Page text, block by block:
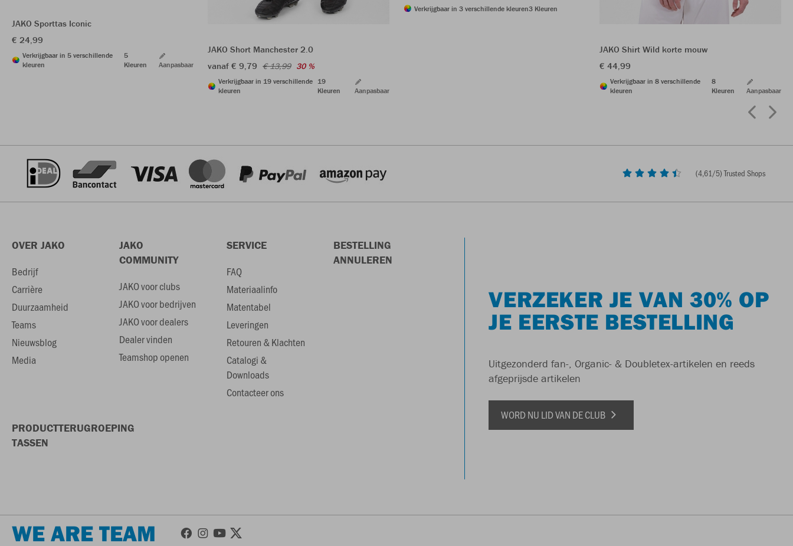
JAKO Sporttas Iconic
€ 24,99
Verkrijgbaar in 5 verschillende
kleuren
5
Kleuren
Aanpasbaar
JAKO Short Manchester 2.0
vanaf € 9,79 € 13,99 30 %
Verkrijgbaar in 19 verschillende
kleuren
19
Kleuren
Aanpasbaar
Verkrijgbaar in 3 verschillende kleuren3 Kleuren
JAKO Shirt Wild korte mouw
€ 44,99
Verkrijgbaar in 8 verschillende
kleuren
8
Kleuren
Aanpasbaar
(4,61/5) Trusted Shops
OVER JAKO
Bedrijf
Carrière
Duurzaamheid
Teams
Nieuwsblog
Media
JAKO
COMMUNITY
JAKO voor clubs
JAKO voor bedrijven
JAKO voor dealers
Dealer vinden
Teamshop openen
SERVICE
FAQ
Materiaalinfo
Matentabel
Leveringen
Retouren & Klachten
Catalogi &
Downloads
Contacteer ons
BESTELLING
ANNULEREN
PRODUCTTERUGROEPING
TASSEN
VERZEKER JE VAN 30% OP
JE EERSTE BESTELLING
Uitgezonderd fan-, Organic- & Doubletex-artikelen en reeds
afgeprijsde artikelen
WORD NU LID VAN DE CLUB
WE ARE TEAM